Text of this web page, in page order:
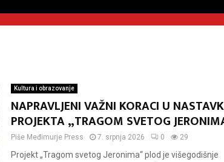
Kultura i obrazovanje
NAPRAVLJENI VAŽNI KORACI U
PROJEKTA „TRAGOM SVETOG
Piše Međimurje Press 7. srpnja 2026 0 29
Projekt „Tragom svetog Jeronima“ plod je višegodišnje